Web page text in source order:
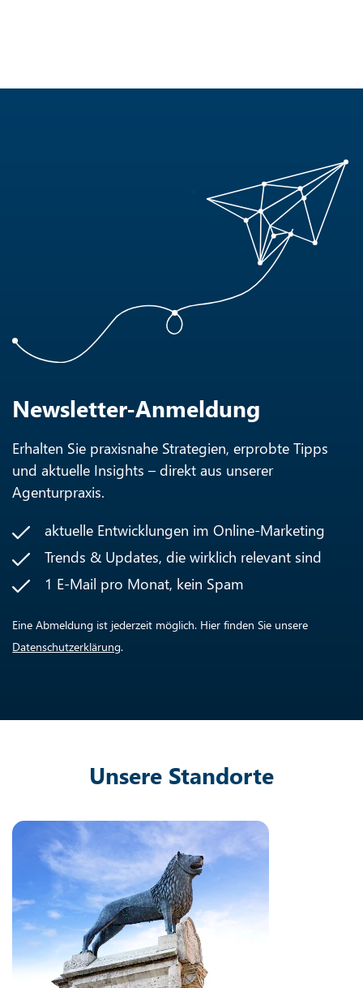
Newsletter-Anmeldung
Erhalten Sie praxisnahe Strategien, erprobte Tipps
und aktuelle Insights – direkt aus unserer
Agenturpraxis.
aktuelle Entwicklungen im Online-Marketing
Trends & Updates, die wirklich relevant sind
1 E-Mail pro Monat, kein Spam
Eine Abmeldung ist jederzeit möglich. Hier finden Sie unsere
Datenschutzerklärung.
Unsere Standorte